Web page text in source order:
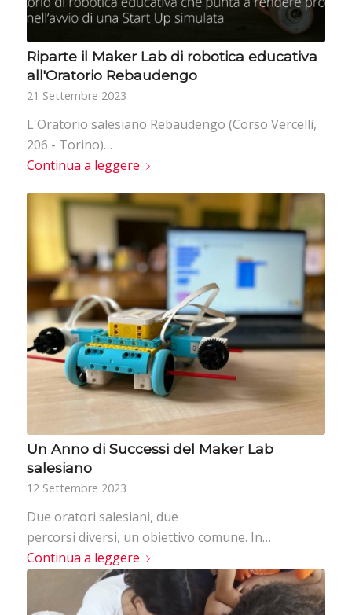
Riparte il Maker Lab di robotica educativa
all'Oratorio Rebaudengo
21 Settembre 2023
L'Oratorio salesiano Rebaudengo (Corso Vercelli,
206 - Torino)…
Continua a leggere
Un Anno di Successi del Maker Lab
salesiano
12 Settembre 2023
Due oratori salesiani, due
percorsi diversi, un obiettivo comune. In…
Continua a leggere